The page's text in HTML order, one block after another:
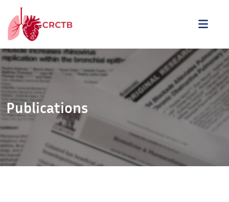
Aller au contenu
Publications